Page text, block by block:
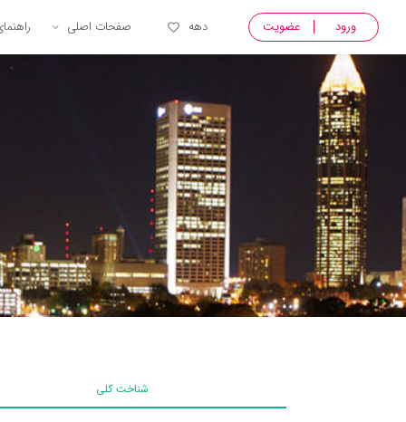
ورود عضویت دهه صفحات اصلی
شناخت کلی